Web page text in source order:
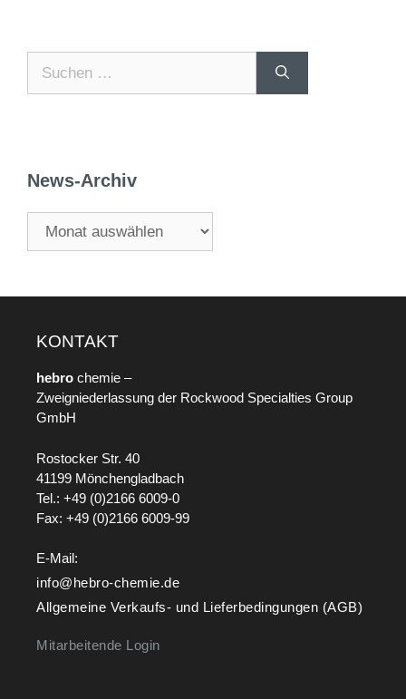
News-Archiv
KONTAKT
hebro chemie –
Zweigniederlassung der Rockwood Specialties Group
GmbH
Rostocker Str. 40
41199 Mönchengladbach
Tel.: +49 (0)2166 6009-0
Fax: +49 (0)2166 6009-99
E-Mail:
info@hebro-chemie.de
Allgemeine Verkaufs- und Lieferbedingungen (AGB)
Mitarbeitende Login